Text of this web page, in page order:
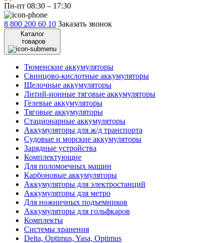
Пн-пт 08:30 – 17:30
8 800 200 60 10 Заказать звонок
Каталог
товаров
Тюменские аккумуляторы
Свинцово-кислотные аккумуляторы
Щелочные аккумуляторы
Литий-ионные тяговые аккумуляторы
Гелевые аккумуляторы
Тяговые аккумуляторы
Стационарные аккумуляторы
Аккумуляторы для ж/д транспорта
Судовые и морские аккумуляторы
Зарядные устройства
Комплектующие
Для поломоечных машин
Карбоновые аккумуляторы
Аккумуляторы для электростанций
Аккумуляторы для метро
Для ножничных подъемников
Аккумуляторы для гольфкаров
Комплекты
Системы хранения
Delta, Optimus, Yasa, Optimus